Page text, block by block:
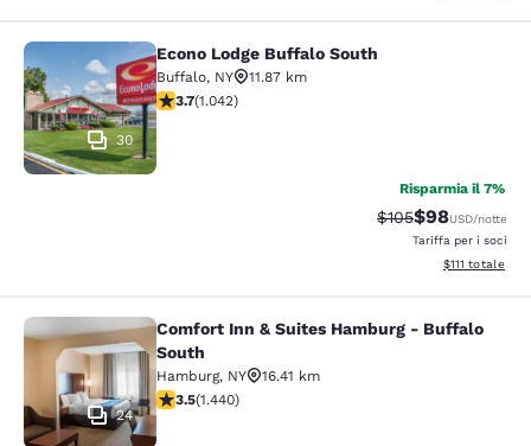
Econo Lodge Buffalo South
30
Econo Lodge Buffalo South
Buffalo, NY
11.87 km
Valutazione di 3.66 stelle. Buono. 1042 recensioni
3.7(1.042)
Risparmia il 7%
Tariffa di
$105Tariffa
$98USD/notte
Tariffa per i soci
Visualizza i
$111 totale
Comfort Inn & Suites Hamburg -
24
Comfort Inn & Suites Hamburg - Buffalo
South
Hamburg, NY
16.41 km
Valutazione di 3.45 stelle. Buono. 1440 recensioni
3.5(1.440)